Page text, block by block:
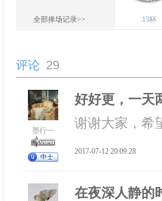
全部捧场记录>> 13杯
评论 29
墨行一
好好更，一天
谢谢大家，希
2017-07-12 20:09:28
在夜深人静的